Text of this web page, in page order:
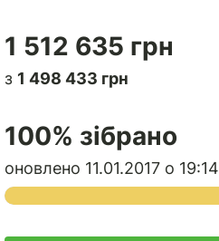
1 512 635 грн
з 1 498 433 грн
100% зібрано
оновлено 11.01.2017 о 19:14